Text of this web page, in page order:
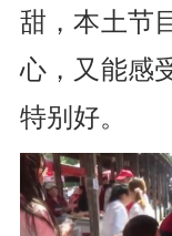
甜，本土节
心，又能感
特别好。